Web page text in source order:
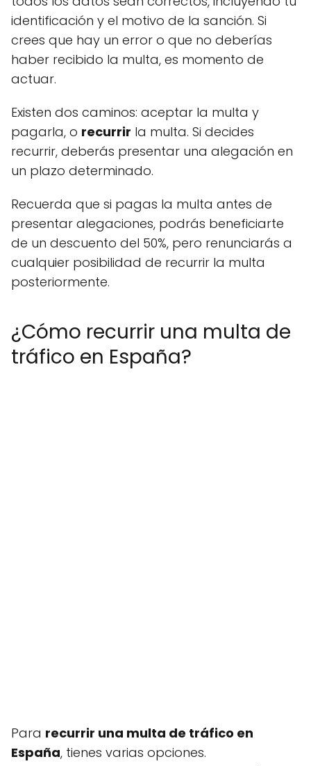
identificación y el motivo de la sanción. Si
crees que hay un error o que no deberías
haber recibido la multa, es momento de
actuar.
Existen dos caminos: aceptar la multa y
pagarla, o recurrir la multa. Si decides
recurrir, deberás presentar una alegación en
un plazo determinado.
Recuerda que si pagas la multa antes de
presentar alegaciones, podrás beneficiarte
de un descuento del 50%, pero renunciarás a
cualquier posibilidad de recurrir la multa
posteriormente.
¿Cómo recurrir una multa de
tráfico en España?
Para recurrir una multa de tráfico en
España, tienes varias opciones.